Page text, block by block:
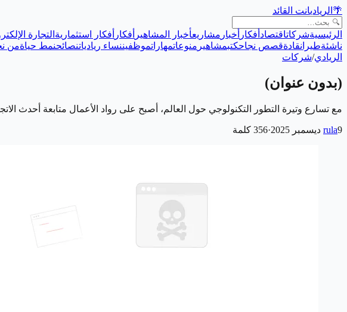
🌴 الرياديانت القائد
الرئيسيةشركاتاقتصاد أفكار أخبار مشاريعأخبار المشاهير أفكار أفكار استثمارية التجارة
ناشئةطيرانقادةقصص نجاحكتبمشاهير منوعاتمهاراتموظفيننساء ريادياتنصائحنمط حياةمن
الريادي/شركات
(بدون عنوان)
مع تسارع وتيرة التطور التكنولوجي حول العالم، أصبح على رواد الأعمال متابعة أحدث
rula9 ديسمبر 2025 ·
356 كلمة